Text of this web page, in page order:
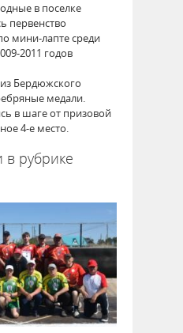
в поселке
первенство
мини-лапте среди
2011 годов
Бердюжского
медали.
в шаге от призовой
4-е место.
в рубрике